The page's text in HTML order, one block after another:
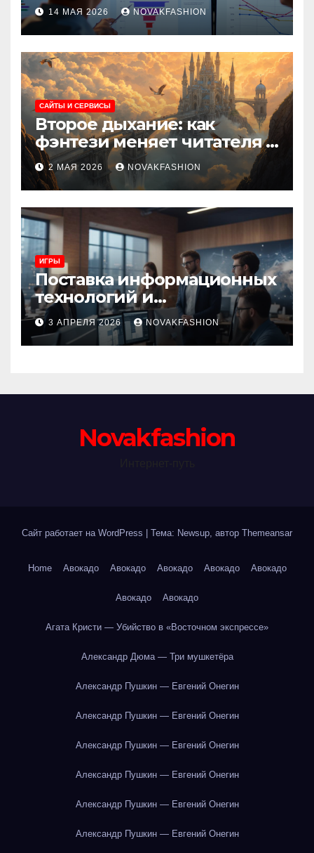
множественных точек
касания
14 МАЯ 2026 NOVAKFASHION
САЙТЫ И СЕРВИСЫ
Второе дыхание: как
фэнтези меняет читателя и
культуру
2 МАЯ 2026 NOVAKFASHION
ИГРЫ
Поставка информационных
технологий и
инновационные решения
3 АПРЕЛЯ 2026 NOVAKFASHION
Novakfashion
Сайт работает на WordPress | Тема: Newsup, автор Themeansar
Home Авокадо Авокадо Авокадо Авокадо Авокадо
Авокадо Авокадо
Агата Кристи — Убийство в «Восточном экспрессе»
Александр Дюма — Три мушкетёра
Александр Пушкин — Евгений Онегин
Александр Пушкин — Евгений Онегин
Александр Пушкин — Евгений Онегин
Александр Пушкин — Евгений Онегин
Александр Пушкин — Евгений Онегин
Александр Пушкин — Евгений Онегин